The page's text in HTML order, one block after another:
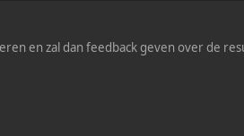
en zal dan feedback geven over de